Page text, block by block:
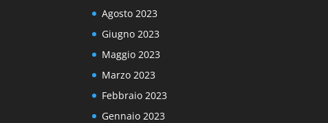
Agosto 2023
Giugno 2023
Maggio 2023
Marzo 2023
Febbraio 2023
Gennaio 2023